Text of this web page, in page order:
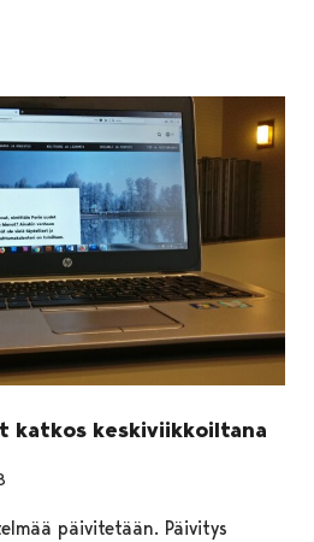
katkos keskiviikkoiltana
päivitetään. Päivitys